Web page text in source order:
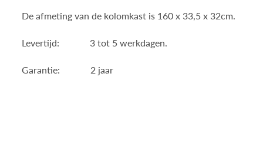
De afmeting van de kolomkast is 160 x 33,5 x 32cm.
Levertijd: 3 tot 5 werkdagen.
Garantie: 2 jaar